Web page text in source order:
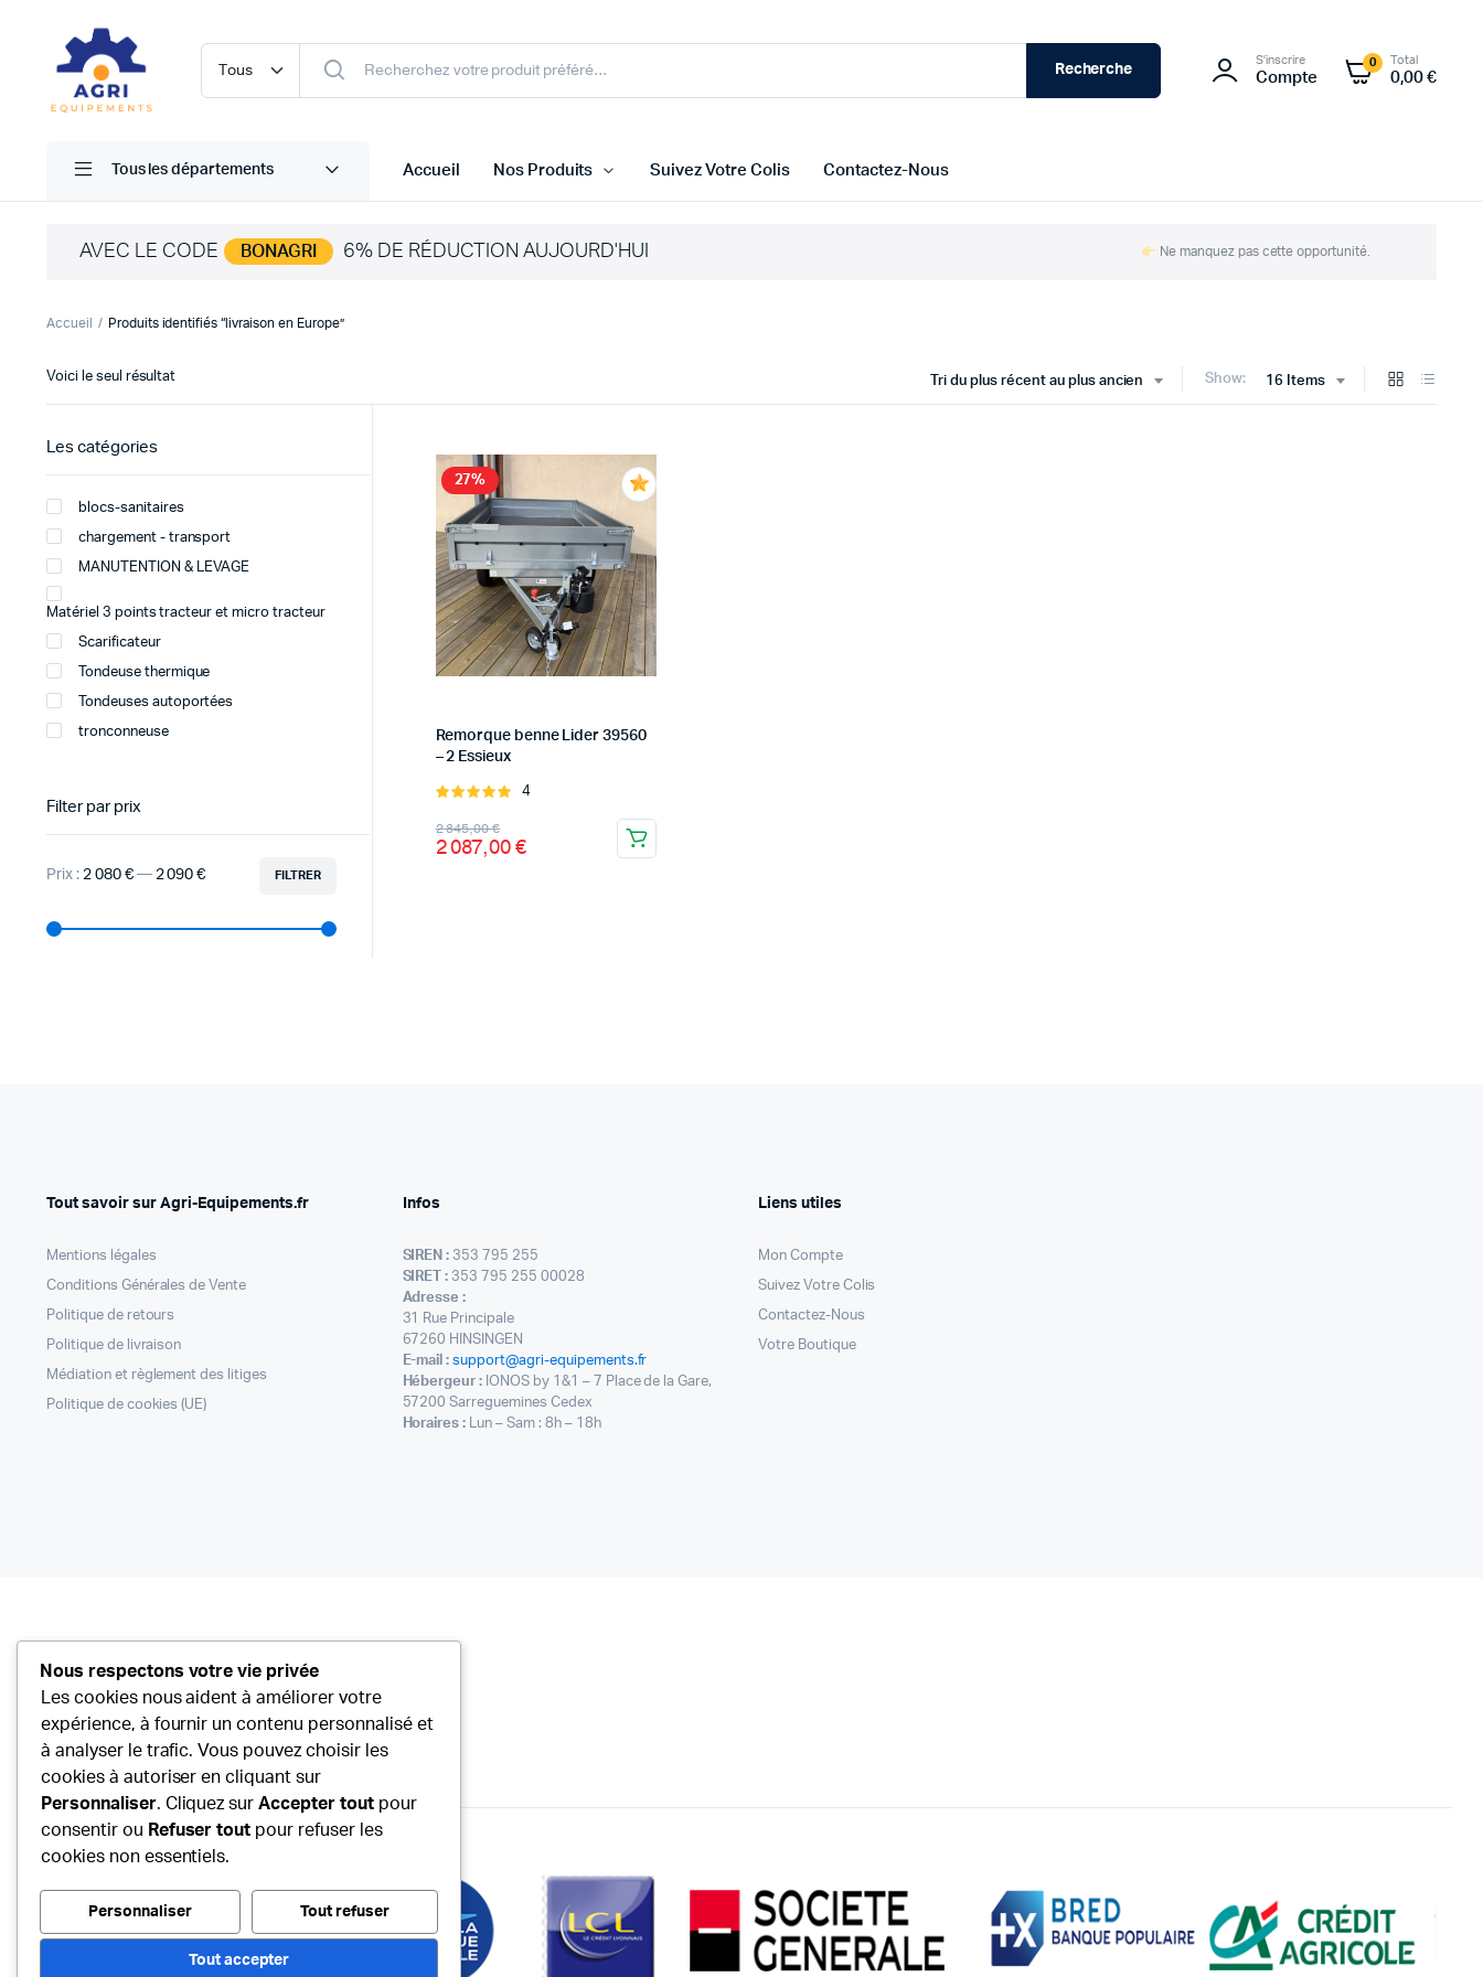
Recherche
S'inscrire
Compte
0 Total
0,00€
Tous les départements Accueil Nos Produits Suivez Votre Colis Contactez-Nous
AVEC LE CODE BONAGRI 6% DE RÉDUCTION AUJOURD'HUI Ne manquez pas cette opportunité.
Accueil Produits identifiés “livraison en Europe”
Tri du plus récent au plus ancien Show: 16 Items
Voici le seul résultat
27%
Remorque benne Lider 39560
– 2 Essieux
Note
4
2 845,00€
Le
prix
2 087,00€
Le
prix
Les catégories
blocs-sanitaires
chargement - transport
MANUTENTION & LEVAGE
Matériel 3 points tracteur et micro tracteur
Scarificateur
Tondeuse thermique
Tondeuses autoportées
tronconneuse
Filter par prix
FILTRER
Prix : 2 080 €— 2 090 €
Tout savoir sur Agri-Equipements.fr
Mentions légales
Conditions Générales de Vente
Politique de retours
Politique de livraison
Médiation et règlement des litiges
Politique de cookies (UE)
Infos
SIREN : 353 795 255
SIRET : 353 795 255 00028
Adresse :
31 Rue Principale
67260 HINSINGEN
E-mail : support@agri-equipements.fr
Hébergeur : IONOS by 1&1 – 7 Place de la Gare,
57200 Sarreguemines Cedex
Horaires : Lun – Sam : 8h – 18h
Liens utiles
Mon Compte
Suivez Votre Colis
Contactez-Nous
Votre Boutique
Copyright © 2020 Agri-Équipements
Équipement.fr.
Nous respectons votre vie privée
Les cookies nous aident à améliorer votre
expérience, à fournir un contenu personnalisé et
à analyser le trafic. Vous pouvez choisir les
cookies à autoriser en cliquant sur
Personnaliser. Cliquez surAccepter toutpour
consentir ou Refuser tout pour refuser les
cookies non essentiels.
Personnaliser Tout refuser
Tout accepter